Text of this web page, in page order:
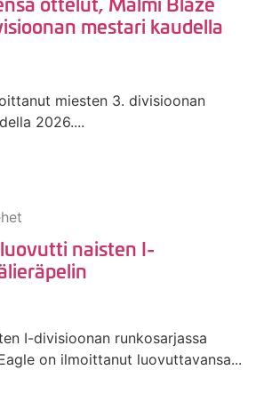
mestari kaudella
miesten 3. divisioonan
2026....
naisten I-
I-divisioonan runkosarjassa
on ilmoittanut luovuttavansa...